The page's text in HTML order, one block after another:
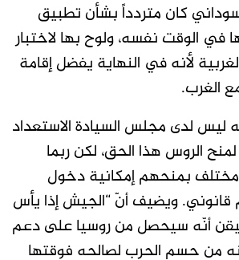
كان متردداً بشأن تطبيق
في الوقت نفسه، ولوح بها لاختبار
لأنه في النهاية يفضل إقامة
الغرب.
ليس لدى مجلس السيادة الاستعداد
الروس هذا الحق، لكن ربما
بمنحهم إمكانية دخول
قانوني. ويضيف أنّ “الجيش إذا يأس
أنّه سيحصل من روسيا على دعم
من حسم الحرب لصالحه فوقتها